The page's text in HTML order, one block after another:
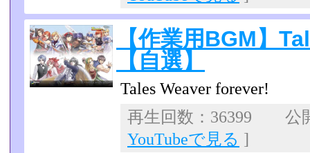
【作業用BGM】
【自選】
Tales Weaver forever!
再生回数：36399 公
YouTubeで見る ]